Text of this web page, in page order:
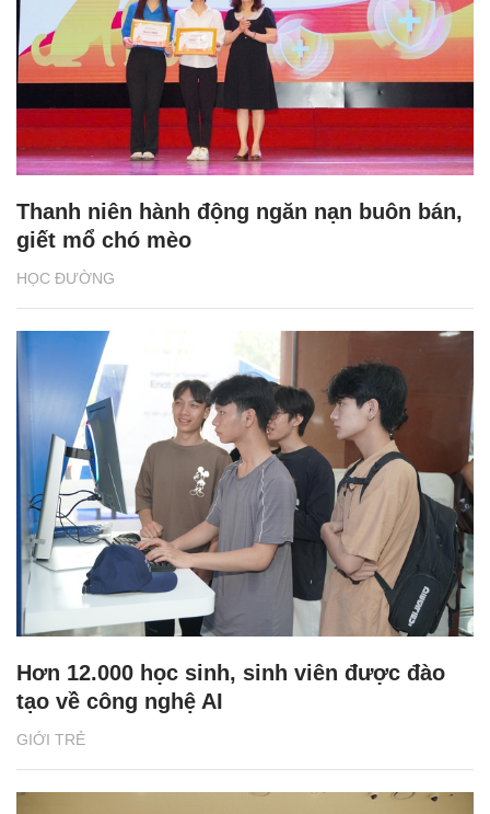
HỌC ĐƯỜNG
Thanh niên hành động ngăn nạn buôn bán,
giết mổ chó mèo
GIỚI TRẺ
Hơn 12.000 học sinh, sinh viên được đào
tạo về công nghệ AI